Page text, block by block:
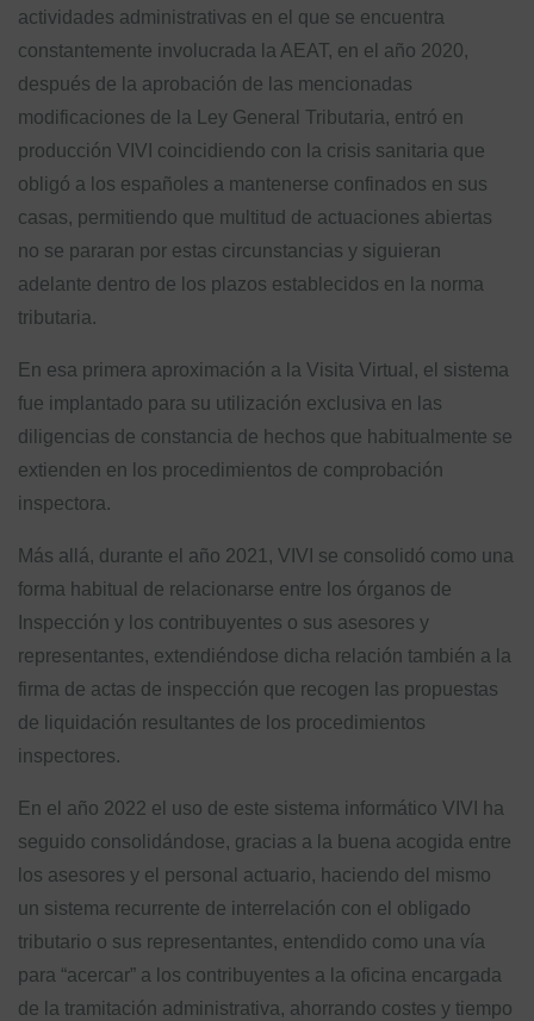
actividades administrativas en el que se encuentra
constantemente involucrada la AEAT, en el año 2020,
después de la aprobación de las mencionadas
modificaciones de la Ley General Tributaria, entró en
producción VIVI coincidiendo con la crisis sanitaria que
obligó a los españoles a mantenerse confinados en sus
casas, permitiendo que multitud de actuaciones abiertas
no se pararan por estas circunstancias y siguieran
adelante dentro de los plazos establecidos en la norma
tributaria.
En esa primera aproximación a la Visita Virtual, el sistema
fue implantado para su utilización exclusiva en las
diligencias de constancia de hechos que habitualmente se
extienden en los procedimientos de comprobación
inspectora.
Más allá, durante el año 2021, VIVI se consolidó como una
forma habitual de relacionarse entre los órganos de
Inspección y los contribuyentes o sus asesores y
representantes, extendiéndose dicha relación también a la
firma de actas de inspección que recogen las propuestas
de liquidación resultantes de los procedimientos
inspectores.
En el año 2022 el uso de este sistema informático VIVI ha
seguido consolidándose, gracias a la buena acogida entre
los asesores y el personal actuario, haciendo del mismo
un sistema recurrente de interrelación con el obligado
tributario o sus representantes, entendido como una vía
para “acercar” a los contribuyentes a la oficina encargada
de la tramitación administrativa, ahorrando costes y tiempo